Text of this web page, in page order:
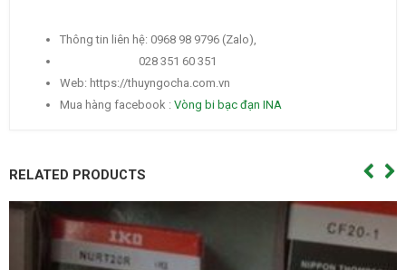
Thông tin liên hệ: 0968 98 9796 (Zalo),
028 351 60 351
Web: https://thuyngocha.com.vn
Mua hàng facebook : Vòng bi bạc đạn INA
RELATED PRODUCTS